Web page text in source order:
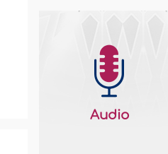
Audio